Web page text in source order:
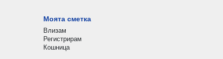
Моята сметка
Влизам
Регистрирам
Кошница